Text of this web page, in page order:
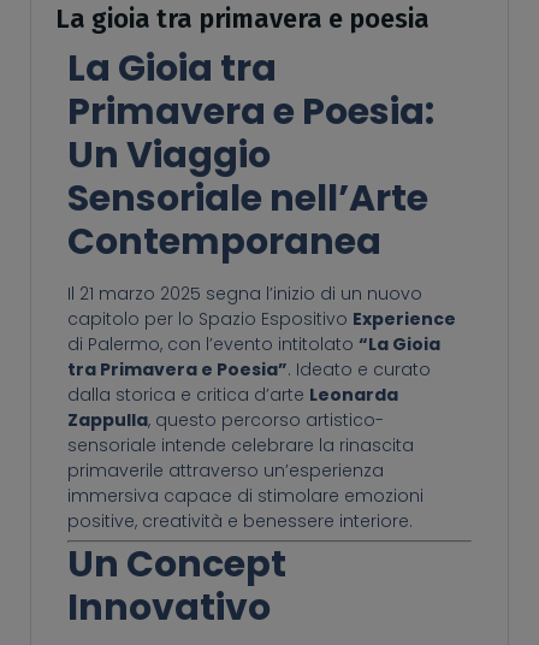
La gioia tra primavera e poesia
La Gioia tra
Primavera e Poesia:
Un Viaggio
Sensoriale nell’Arte
Contemporanea
Il 21 marzo 2025 segna l’inizio di un nuovo
capitolo per lo Spazio Espositivo Experience
di Palermo, con l’evento intitolato “La Gioia
tra Primavera e Poesia”. Ideato e curato
dalla storica e critica d’arte Leonarda
Zappulla, questo percorso artistico-
sensoriale intende celebrare la rinascita
primaverile attraverso un’esperienza
immersiva capace di stimolare emozioni
positive, creatività e benessere interiore.
Un Concept
Innovativo